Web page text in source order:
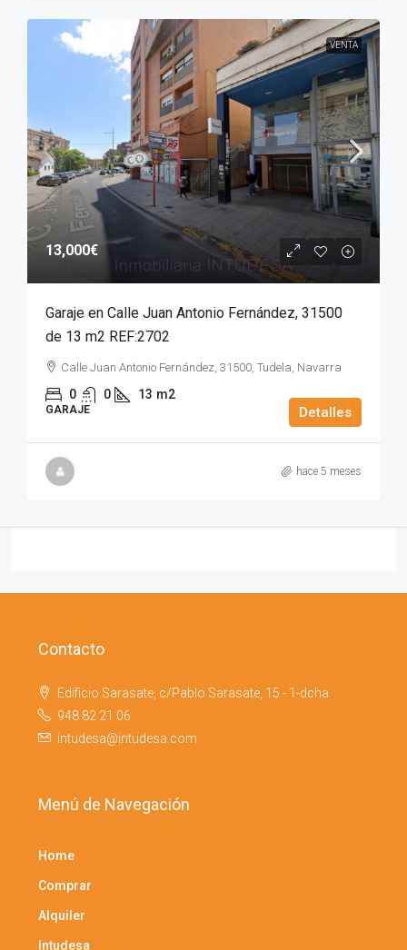
VENTA
13,000€
Garaje en Calle Juan Antonio Fernández, 31500
de 13 m2 REF:2702
Calle Juan Antonio Fernández, 31500, Tudela, Navarra
0 0 13 m2
GARAJE Detalles
hace 5 meses
Contacto
Edificio Sarasate, c/Pablo Sarasate, 15 - 1-dcha
948 82 21 06
intudesa@intudesa.com
Menú de Navegación
Home
Comprar
Alquiler
Intudesa